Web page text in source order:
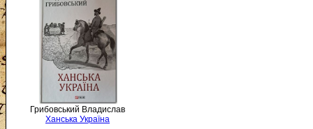
Грибовський Владислав
Ханська Україна